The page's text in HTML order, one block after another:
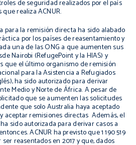
de seguridad realizados por el país
realiza ACNUR.
para la remisión directa ha sido alabado
por los países de reasentamiento y
una de las ONG a que aumenten sus
Nairobi (RefugePoint y la HIAS) y
que el último organismo de remisión
para la Asistencia a Refugiados
ha sido autorizado para derivar
Medio y Norte de África. A pesar de
que se aumenten las solicitudes
que solo Australia haya aceptado
aceptar remisiones directas Además, el
sido autorizada para derivar casos a
ACNUR ha previsto que 1 190 519
reasentados en 2017 y que, dados